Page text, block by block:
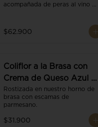
acompañada de peras al vino
salsa pesto y reducción de
balsámico.
$62.900
Coliflor a la Brasa con
Crema de Queso Azul y
Vino
Rostizada en nuestro horno de
brasa con escamas de
parmesano.
$31.900